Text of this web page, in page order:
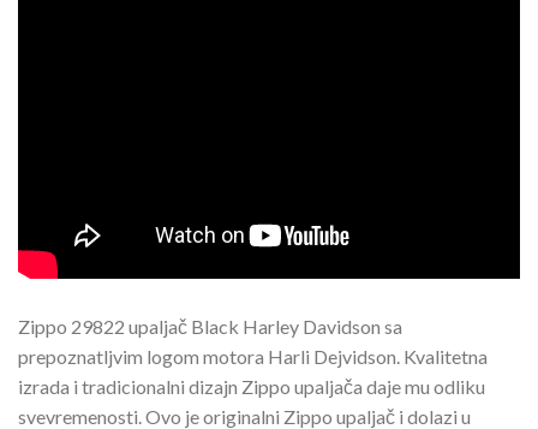
Zippo 29822 upaljač Black Harley Davidson sa
prepoznatljvim logom motora Harli Dejvidson. Kvalitetna
izrada i tradicionalni dizajn Zippo upaljača daje mu odliku
svevremenosti. Ovo je originalni Zippo upaljač i dolazi u